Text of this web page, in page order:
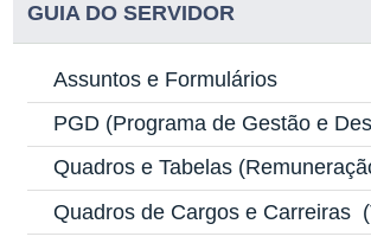
GUIA DO SERVIDOR
Assuntos e Formulários
PGD (Programa de Gestão e
Quadros e Tabelas
Quadros de Cargos e Carreiras